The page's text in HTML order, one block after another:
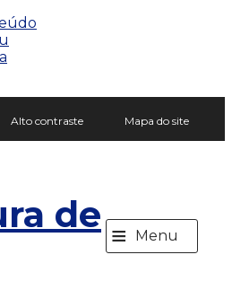
Alto contraste Mapa do site
de ≡ Menu